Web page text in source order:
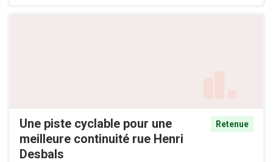
Une piste cyclable pour une
meilleure continuité rue Henri
Desbals
Retenue